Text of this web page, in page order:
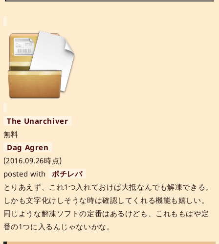
The Unarchiver
無料
Dag Agren
(2016.09.26時点)
posted with
ポチレバ
とりあえず、これ1つ入れておけば大抵なんでも解凍できる。
しかも文字化けしそうな時は確認してくれる機能も嬉しい。
同じような解凍ソフトの定番はあるけども、これももはや定
番の1つに入るんじゃないかな。